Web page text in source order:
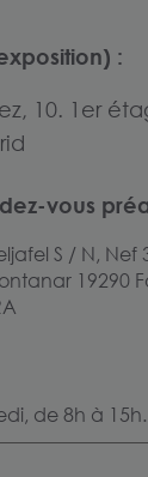
:
10. 1er
vous
S / N, Nef
19290
de 8h à 15h.